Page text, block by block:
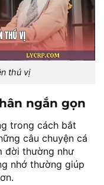
thú vị
ngắn gọn
trong cách bắt
câu chuyện cá
đời thường như
nhớ thường giúp